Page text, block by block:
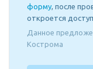
форму, после
откроется
Данное
Кострома